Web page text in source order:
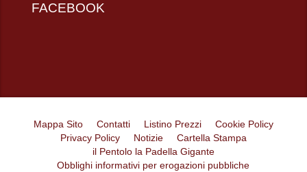
FACEBOOK
Mappa Sito Contatti Listino Prezzi
Cookie Policy
Privacy Policy
Notizie
Cartella Stampa
il Pentolo la Padella Gigante
Obblighi informativi per erogazioni pubbliche